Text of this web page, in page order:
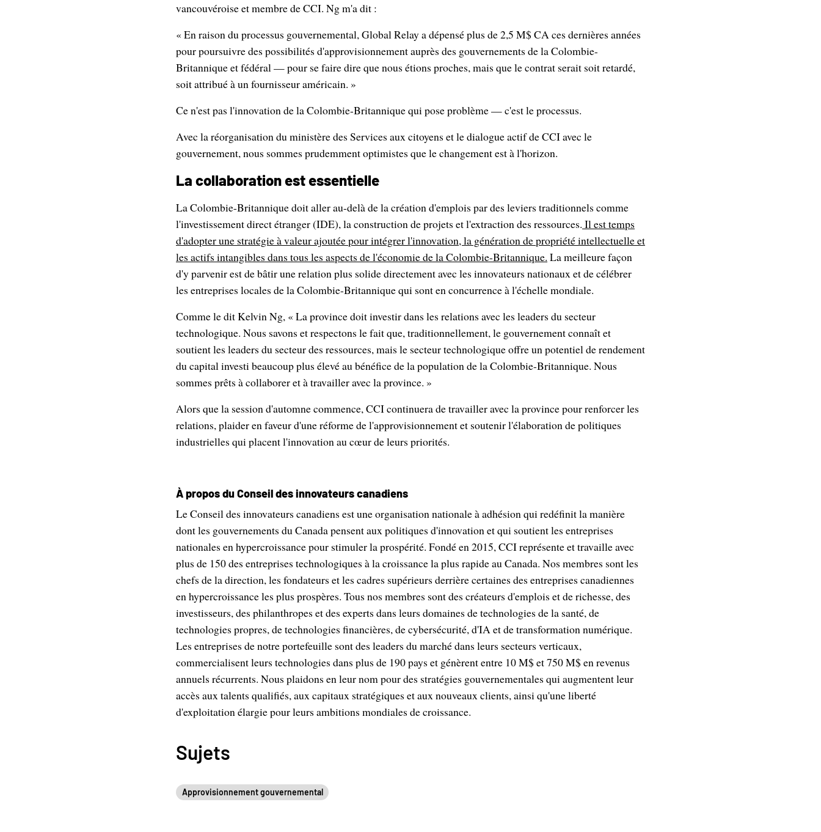
vancouvéroise et membre de CCI. Ng m'a dit :
« En raison du processus gouvernemental, Global Relay a dépensé plus de 2,5 M$ CA ces dernières années
pour poursuivre des possibilités d'approvisionnement auprès des gouvernements de la Colombie-
Britannique et fédéral — pour se faire dire que nous étions proches, mais que le contrat serait soit retardé,
soit attribué à un fournisseur américain. »
Ce n'est pas l'innovation de la Colombie-Britannique qui pose problème — c'est le processus.
Avec la réorganisation du ministère des Services aux citoyens et le dialogue actif de CCI avec le
gouvernement, nous sommes prudemment optimistes que le changement est à l'horizon.
La collaboration est essentielle
La Colombie-Britannique doit aller au-delà de la création d'emplois par des leviers traditionnels comme
l'investissement direct étranger (IDE), la construction de projets et l'extraction des ressources. Il est temps
d'adopter une stratégie à valeur ajoutée pour intégrer l'innovation, la génération de propriété intellectuelle et
les actifs intangibles dans tous les aspects de l'économie de la Colombie-Britannique. La meilleure façon
d'y parvenir est de bâtir une relation plus solide directement avec les innovateurs nationaux et de célébrer
les entreprises locales de la Colombie-Britannique qui sont en concurrence à l'échelle mondiale.
Comme le dit Kelvin Ng, « La province doit investir dans les relations avec les leaders du secteur
technologique. Nous savons et respectons le fait que, traditionnellement, le gouvernement connaît et
soutient les leaders du secteur des ressources, mais le secteur technologique offre un potentiel de rendement
du capital investi beaucoup plus élevé au bénéfice de la population de la Colombie-Britannique. Nous
sommes prêts à collaborer et à travailler avec la province. »
Alors que la session d'automne commence, CCI continuera de travailler avec la province pour renforcer les
relations, plaider en faveur d'une réforme de l'approvisionnement et soutenir l'élaboration de politiques
industrielles qui placent l'innovation au cœur de leurs priorités.
À propos du Conseil des innovateurs canadiens
Le Conseil des innovateurs canadiens est une organisation nationale à adhésion qui redéfinit la manière
dont les gouvernements du Canada pensent aux politiques d'innovation et qui soutient les entreprises
nationales en hypercroissance pour stimuler la prospérité. Fondé en 2015, CCI représente et travaille avec
plus de 150 des entreprises technologiques à la croissance la plus rapide au Canada. Nos membres sont les
chefs de la direction, les fondateurs et les cadres supérieurs derrière certaines des entreprises canadiennes
en hypercroissance les plus prospères. Tous nos membres sont des créateurs d'emplois et de richesse, des
investisseurs, des philanthropes et des experts dans leurs domaines de technologies de la santé, de
technologies propres, de technologies financières, de cybersécurité, d'IA et de transformation numérique.
Les entreprises de notre portefeuille sont des leaders du marché dans leurs secteurs verticaux,
commercialisent leurs technologies dans plus de 190 pays et génèrent entre 10 M$ et 750 M$ en revenus
annuels récurrents. Nous plaidons en leur nom pour des stratégies gouvernementales qui augmentent leur
accès aux talents qualifiés, aux capitaux stratégiques et aux nouveaux clients, ainsi qu'une liberté
d'exploitation élargie pour leurs ambitions mondiales de croissance.
Sujets
Approvisionnement gouvernemental